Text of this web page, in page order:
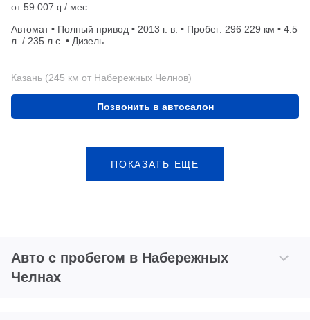
от59 007 q / мес.
Автомат • Полный привод • 2013 г. в. • Пробег: 296 229 км • 4.5
л. / 235 л.с. • Дизель
Казань (245 км от Набережных Челнов)
Позвонить в автосалон
ПОКАЗАТЬ ЕЩЕ
Авто с пробегом в Набережных
Челнах